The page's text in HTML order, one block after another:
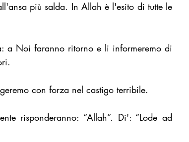
più salda. In Allah è l'esito di tutte le
a Noi faranno ritorno e li informeremo di
con forza nel castigo terribile.
risponderanno: “Allah”. Di': “Lode ad